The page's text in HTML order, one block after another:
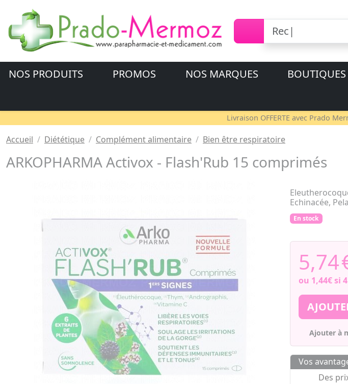
NOS PRODUITS PROMOS NOS MARQUES
Livraison OFFERTE avec Prado
Accueil Diététique Complément alimentaire Bien être respiratoire
ARKOPHARMA Activox - Flash'Rub 15 comprimés
Echinacée,
En stock
5,74
ou 1,44€si
Ajouter à
Vos
Des